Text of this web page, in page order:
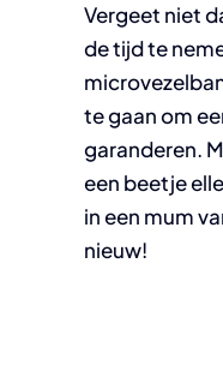
Vergeet niet
de tijd te
te gaan om
garanderen.
een beetje
in een mum
nieuw!